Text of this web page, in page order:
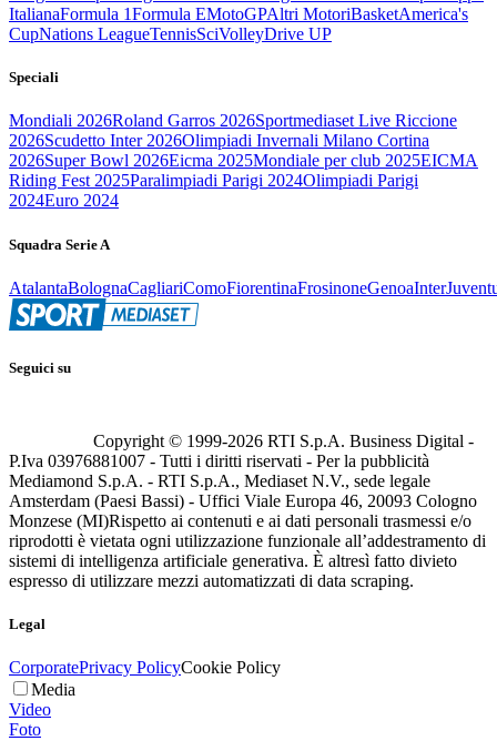
ItalianaFormula 1Formula EMotoGPAltri MotoriBasketAmerica's
CupNations LeagueTennisSciVolleyDrive UP
Speciali
Mondiali 2026Roland Garros 2026Sportmediaset Live Riccione
2026Scudetto Inter 2026Olimpiadi Invernali Milano Cortina
2026Super Bowl 2026Eicma 2025Mondiale per club 2025EICMA
Riding Fest 2025Paralimpiadi Parigi 2024Olimpiadi Parigi
2024Euro 2024
Squadra Serie A
AtalantaBolognaCagliariComoFiorentinaFrosinoneGenoaInter
Seguici su
Copyright © 1999-2026 RTI S.p.A. Business Digital -
P.Iva 03976881007 - Tutti i diritti riservati - Per la pubblicità
Mediamond S.p.A. - RTI S.p.A., Mediaset N.V., sede legale
Amsterdam (Paesi Bassi) - Uffici Viale Europa 46, 20093 Cologno
Monzese (MI)Rispetto ai contenuti e ai dati personali trasmessi e/o
riprodotti è vietata ogni utilizzazione funzionale all’addestramento di
sistemi di intelligenza artificiale generativa. È altresì fatto divieto
espresso di utilizzare mezzi automatizzati di data scraping.
Legal
CorporatePrivacy PolicyCookie Policy
Media
Video
Foto